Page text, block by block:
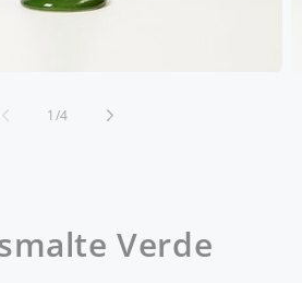
1 /de
4
Verde